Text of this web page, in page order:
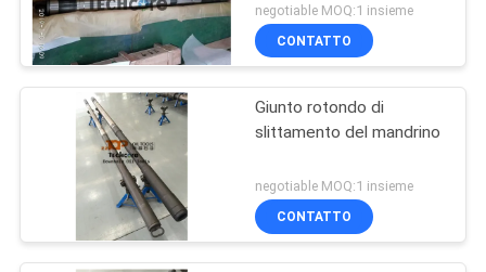
negotiable MOQ:1 insieme
CONTATTO
Giunto rotondo di
slittamento del mandrino
negotiable MOQ:1 insieme
CONTATTO